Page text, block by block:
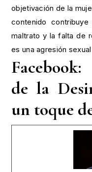
objetivación de la
contenido
maltrato y la falta de
es una agresión
de la
un toque